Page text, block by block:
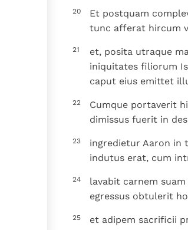
20
Et postquam
tunc afferat hircum
21
et, posita utraque
iniquitates filiorum
caput eius emittet
22
Cumque portaverit
dimissus fuerit in
23
ingredietur Aaron in
indutus erat, cum
24
lavabit carnem
egressus obtulerit
25 et adipem sacrificii